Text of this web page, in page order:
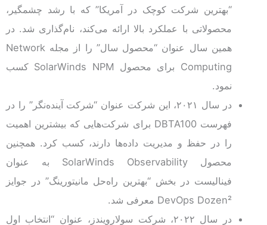
“بهترین شرکت کوچک در آمریکا” که با رشد چشمگیر،
محصولاتی با عملکرد بالا ارائه می‌کند، نام‌گذاری شد. در
همین سال عنوان “محصول سال” را از مجله Network
Computing برای محصول SolarWinds NPM کسب
نمود.
در سال ۲۰۲۱، این شرکت عنوان “شرکت آینده‌نگر” را در
فهرست DBTA100 برای شرکت‌هایی که بیشترین اهمیت
را در حفظ و مدیریت داده‌ها دارند، کسب کرد. همچنین
محصول SolarWinds Observability به عنوان
فینالیست در بخش “بهترین راه‌حل مانیتورینگ” در جوایز
DevOps Dozen² معرفی شد.
در سال ۲۰۲۲، شرکت سولارویندز، عنوان “انتخاب اول